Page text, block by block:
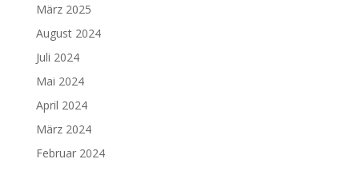
März 2025
August 2024
Juli 2024
Mai 2024
April 2024
März 2024
Februar 2024